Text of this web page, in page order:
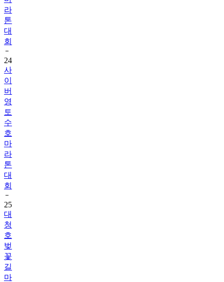
라
톤
대
회
24
사
이
버
영
토
수
호
마
라
톤
대
회
25
대
청
호
벚
꽃
길
마